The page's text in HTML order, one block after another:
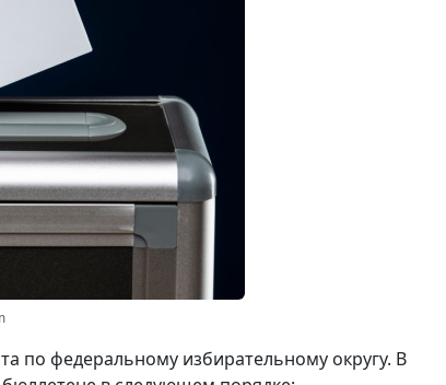
по федеральному избирательному округу. В